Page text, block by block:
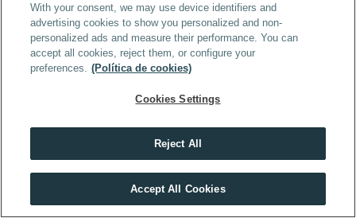
Tipos de emprendimiento: cuáles
VER ARTÍCULO
HACER TEST
With your consent, we may use device identifiers and
advertising cookies to show you personalized and non-
personalized ads and measure their performance. You can
accept all cookies, reject them, or configure your
preferences. (Política de cookies)
Cookies Settings
Reject All
Accept All Cookies